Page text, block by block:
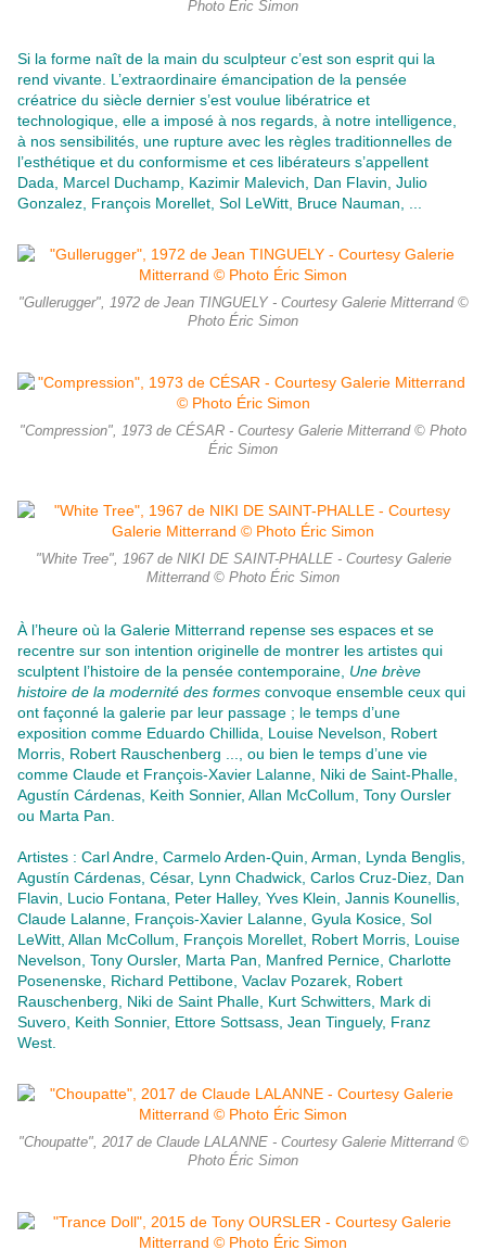
Photo Éric Simon
Si la forme naît de la main du sculpteur c’est son esprit qui la
rend vivante. L’extraordinaire émancipation de la pensée
créatrice du siècle dernier s’est voulue libératrice et
technologique, elle a imposé à nos regards, à notre intelligence,
à nos sensibilités, une rupture avec les règles traditionnelles de
l’esthétique et du conformisme et ces libérateurs s’appellent
Dada, Marcel Duchamp, Kazimir Malevich, Dan Flavin, Julio
Gonzalez, François Morellet, Sol LeWitt, Bruce Nauman, ...
"Gullerugger", 1972 de Jean TINGUELY - Courtesy Galerie Mitterrand ©
Photo Éric Simon
"Compression", 1973 de CÉSAR - Courtesy Galerie Mitterrand © Photo
Éric Simon
"White Tree", 1967 de NIKI DE SAINT-PHALLE - Courtesy Galerie
Mitterrand © Photo Éric Simon
À l’heure où la Galerie Mitterrand repense ses espaces et se
recentre sur son intention originelle de montrer les artistes qui
sculptent l’histoire de la pensée contemporaine, Une brève
histoire de la modernité des formes convoque ensemble ceux qui
ont façonné la galerie par leur passage ; le temps d’une
exposition comme Eduardo Chillida, Louise Nevelson, Robert
Morris, Robert Rauschenberg ..., ou bien le temps d’une vie
comme Claude et François-Xavier Lalanne, Niki de Saint-Phalle,
Agustín Cárdenas, Keith Sonnier, Allan McCollum, Tony Oursler
ou Marta Pan.
Artistes : Carl Andre, Carmelo Arden-Quin, Arman, Lynda Benglis,
Agustín Cárdenas, César, Lynn Chadwick, Carlos Cruz-Diez, Dan
Flavin, Lucio Fontana, Peter Halley, Yves Klein, Jannis Kounellis,
Claude Lalanne, François-Xavier Lalanne, Gyula Kosice, Sol
LeWitt, Allan McCollum, François Morellet, Robert Morris, Louise
Nevelson, Tony Oursler, Marta Pan, Manfred Pernice, Charlotte
Posenenske, Richard Pettibone, Vaclav Pozarek, Robert
Rauschenberg, Niki de Saint Phalle, Kurt Schwitters, Mark di
Suvero, Keith Sonnier, Ettore Sottsass, Jean Tinguely, Franz
West.
"Choupatte", 2017 de Claude LALANNE - Courtesy Galerie Mitterrand ©
Photo Éric Simon